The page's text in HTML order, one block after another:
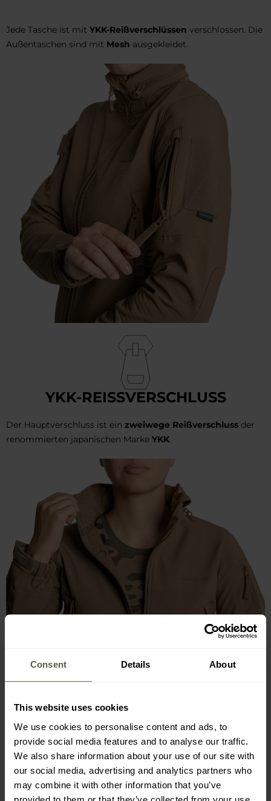
Consent Details About
This website uses cookies
We use cookies to personalise content and ads, to
provide social media features and to analyse our traffic.
We also share information about your use of our site with
our social media, advertising and analytics partners who
may combine it with other information that you’ve
Jede Tasche ist mit YKK-Reißverschlüssen verschlossen. Die
Außentaschen sind mit Mesh ausgekleidet.
YKK-REISSVERSCHLUSS
Der Hauptverschluss ist ein zweiwege Reißverschluss der
renommierten japanischen Marke YKK.
HOHER KRAGEN, VERSTELLBARE